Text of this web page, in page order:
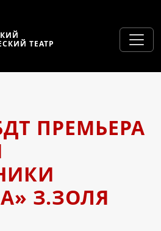
ТЕАТР
ПРЕМЬЕРА
З.ЗОЛЯ